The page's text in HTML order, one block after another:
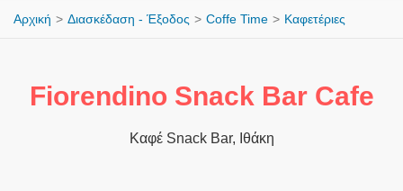
Αρχική Διασκέδαση - Έξοδος Coffe Time Καφετέριες
Fiorendino Snack Bar Cafe
Καφέ Snack Bar, Ιθάκη